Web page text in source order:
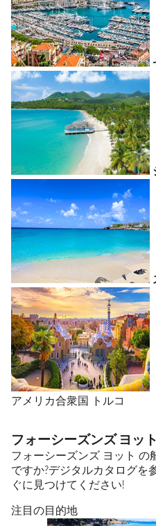
アメリカ合衆国 トルコ
フォーシーズンズ ヨッ
フォーシーズンズ ヨット の
ですか?デジタルカタログを
ぐに見つけてください!
注目の目的地